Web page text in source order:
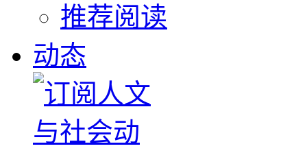
推荐阅读
动态